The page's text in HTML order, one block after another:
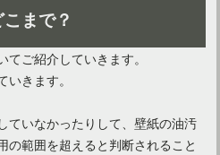
まで？
ご紹介していきます。
きます。
ていなかったりして、壁紙の油汚
の範囲を超えると判断されること